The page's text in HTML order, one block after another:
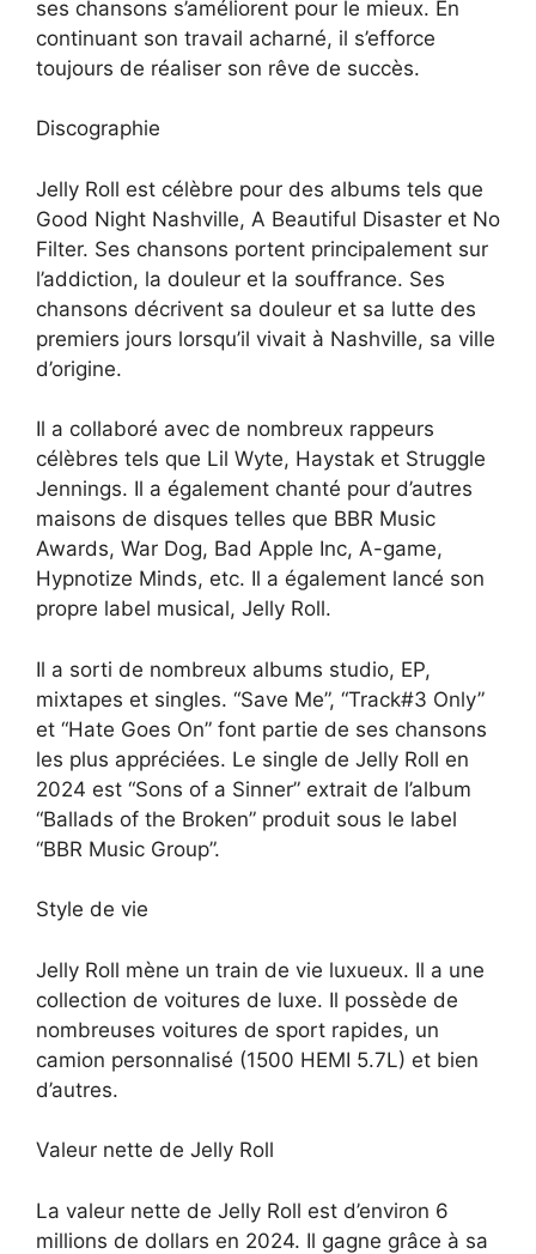
ses chansons s’améliorent pour le mieux. En
continuant son travail acharné, il s’efforce
toujours de réaliser son rêve de succès.
Discographie
Jelly Roll est célèbre pour des albums tels que
Good Night Nashville, A Beautiful Disaster et No
Filter. Ses chansons portent principalement sur
l’addiction, la douleur et la souffrance. Ses
chansons décrivent sa douleur et sa lutte des
premiers jours lorsqu’il vivait à Nashville, sa ville
d’origine.
Il a collaboré avec de nombreux rappeurs
célèbres tels que Lil Wyte, Haystak et Struggle
Jennings. Il a également chanté pour d’autres
maisons de disques telles que BBR Music
Awards, War Dog, Bad Apple Inc, A-game,
Hypnotize Minds, etc. Il a également lancé son
propre label musical, Jelly Roll.
Il a sorti de nombreux albums studio, EP,
mixtapes et singles. “Save Me”, “Track#3 Only”
et “Hate Goes On” font partie de ses chansons
les plus appréciées. Le single de Jelly Roll en
2024 est “Sons of a Sinner” extrait de l’album
“Ballads of the Broken” produit sous le label
“BBR Music Group”.
Style de vie
Jelly Roll mène un train de vie luxueux. Il a une
collection de voitures de luxe. Il possède de
nombreuses voitures de sport rapides, un
camion personnalisé (1500 HEMI 5.7L) et bien
d’autres.
Valeur nette de Jelly Roll
La valeur nette de Jelly Roll est d’environ 6
millions de dollars en 2024. Il gagne grâce à sa